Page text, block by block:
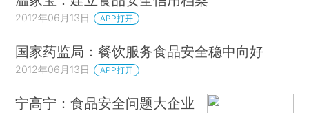
2012年06月13日 APP打开
国家药监局：餐饮服务食品安全稳中向好
2012年06月13日 APP打开
宁高宁：食品安全问题大企业